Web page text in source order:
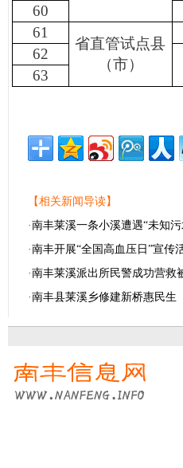
60
61
省直管试点县
（市）
62
63
【相关新闻导读】
·南丰莱溪一条小溪遭遇“未知
·南丰开展“全国高血压日”宣传
·南丰莱溪派出所民警成功营救
·南丰县莱溪乡修建新桥惠民生